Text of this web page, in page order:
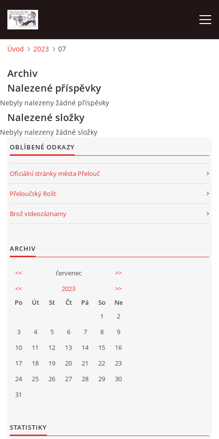
AKTUALITY
NAPSALI O NÁS
KDE NÁS MŮŽETE SLYŠET 2026
2024
2025
Úvod 2023 07
Archiv
Nalezené příspěvky
Nebyly nalezeny žádné příspěvky
Nalezené složky
Nebyly nalezeny žádné složky
OBLÍBENÉ ODKAZY
Oficiální stránky města Přelouč
Přeloučský Rošt
Brož videozáznamy
ARCHIV
<< červenec
>>
<<
2023
>>
Po
Út St Čt Pá So
Ne
1
2
3
4 5 6 7 8
9
10
11 12 13 14 15
16
17
18 19 20 21 22
23
24
25 26 27 28 29
30
31
STATISTIKY